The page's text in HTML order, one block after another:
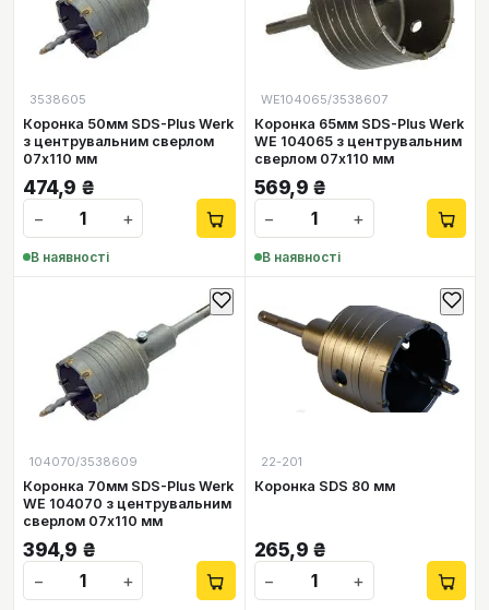
3538605
Коронка 50мм SDS-Plus Werk
з центрувальним сверлом
07х110 мм
474,9 ₴
−
+
В наявності
WE104065/3538607
Коронка 65мм SDS-Plus Werk
WE 104065 з центрувальним
сверлом 07х110 мм
569,9 ₴
−
+
В наявності
104070/3538609
Коронка 70мм SDS-Plus Werk
WE 104070 з центрувальним
сверлом 07х110 мм
394,9 ₴
−
+
22-201
Коронка SDS 80 мм
265,9 ₴
−
+